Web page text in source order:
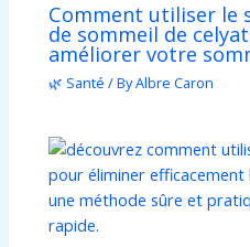
Comment utiliser le
de sommeil de
améliorer votre
🌿 Santé / ByAlbre Caron